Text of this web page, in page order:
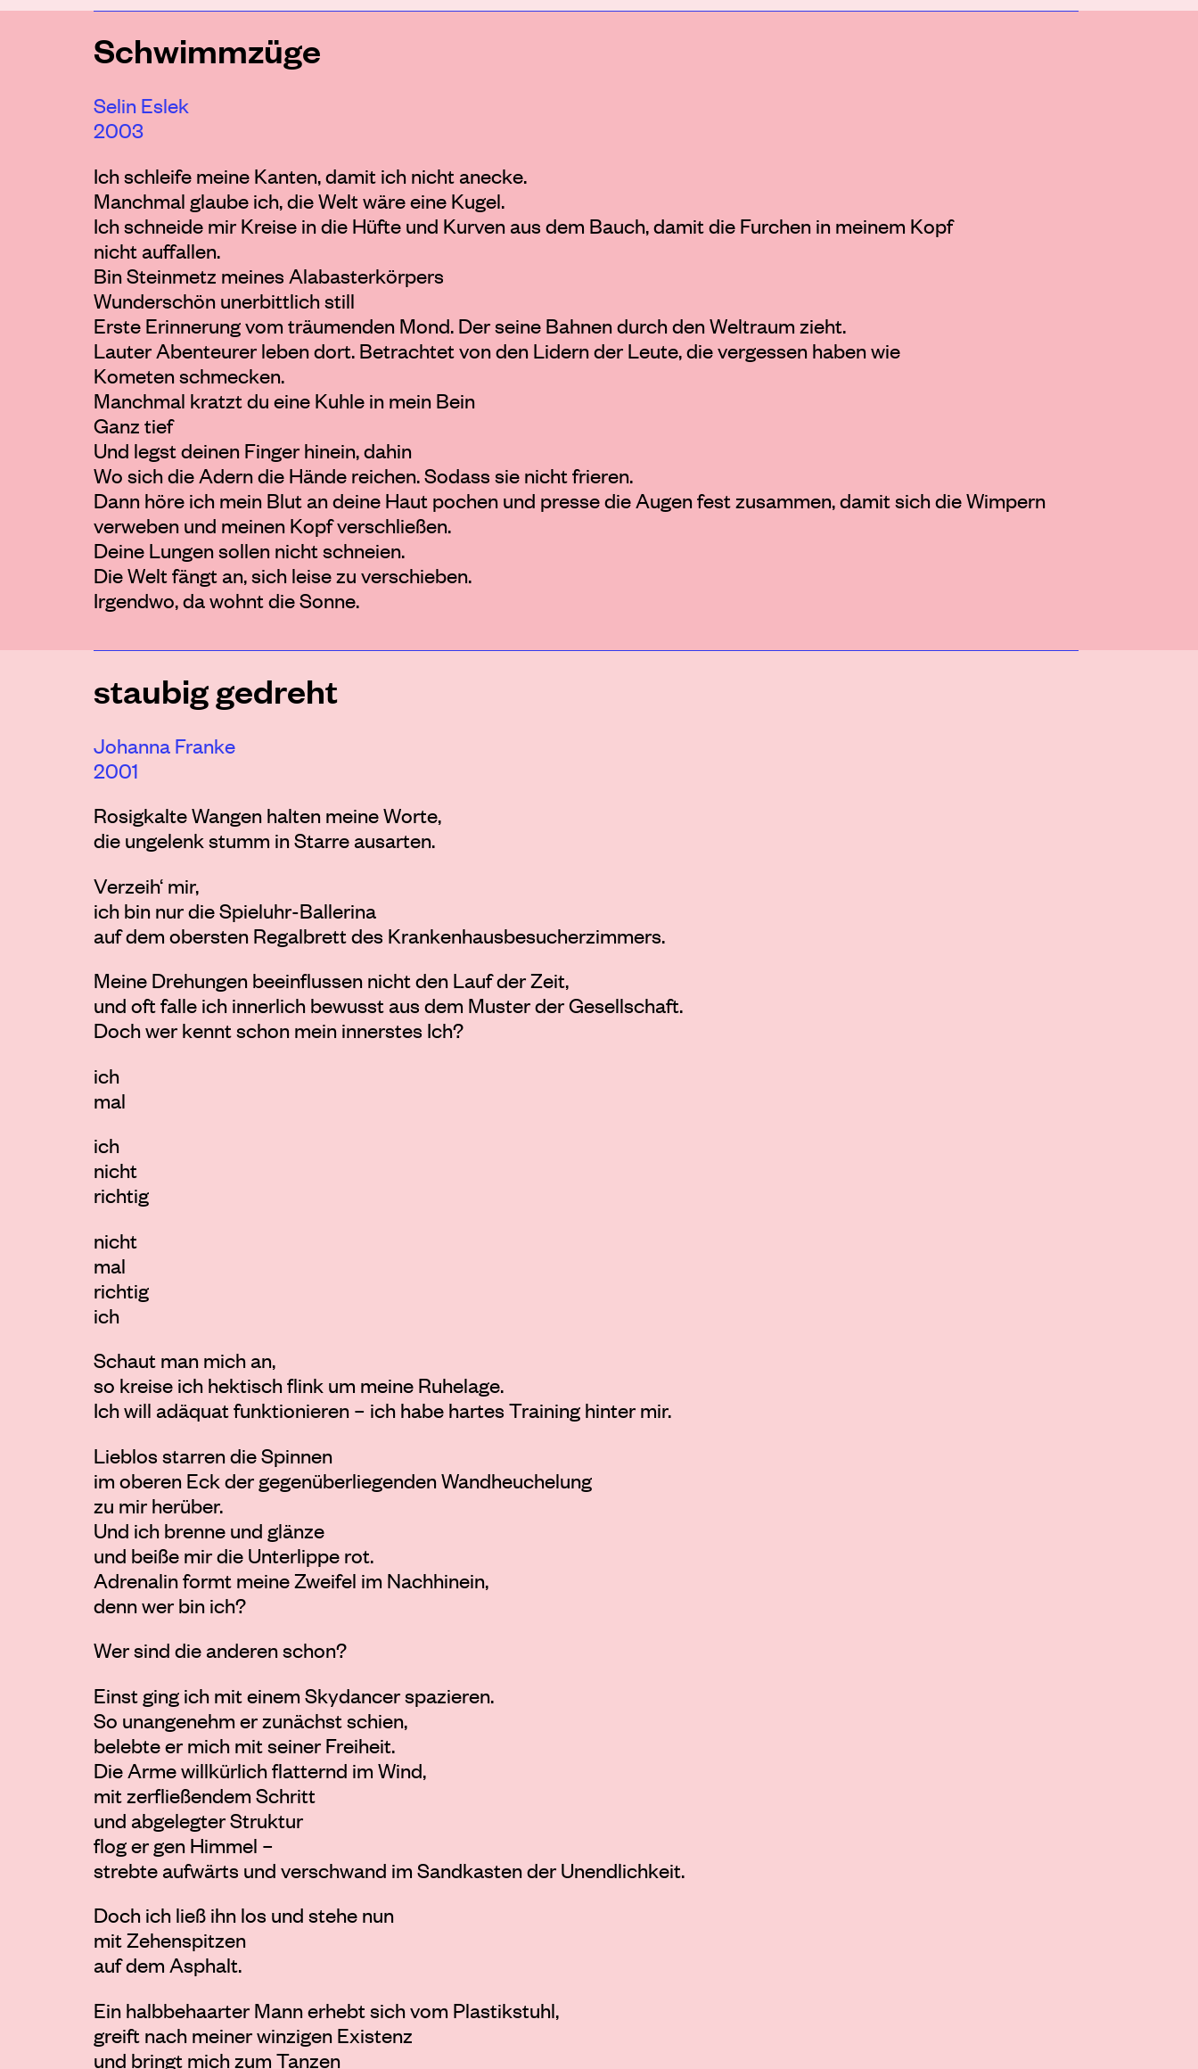
Schwimmzüge
Selin Eslek
2003
Ich schleife meine Kanten, damit ich nicht anecke.
Manchmal glaube ich, die Welt wäre eine Kugel.
Ich schneide mir Kreise in die Hüfte und Kurven aus dem Bauch, damit die Furchen in meinem Kopf
nicht auffallen.
Bin Steinmetz meines Alabasterkörpers
Wunderschön unerbittlich still
Erste Erinnerung vom träumenden Mond. Der seine Bahnen durch den Weltraum zieht.
Lauter Abenteurer leben dort. Betrachtet von den Lidern der Leute, die vergessen haben wie
Kometen schmecken.
Manchmal kratzt du eine Kuhle in mein Bein
Ganz tief
Und legst deinen Finger hinein, dahin
Wo sich die Adern die Hände reichen. Sodass sie nicht frieren.
Dann höre ich mein Blut an deine Haut pochen und presse die Augen fest zusammen, damit sich die Wimpern
verweben und meinen Kopf verschließen.
Deine Lungen sollen nicht schneien.
Die Welt fängt an, sich leise zu verschieben.
Irgendwo, da wohnt die Sonne.
staubig gedreht
Johanna Franke
2001
Rosigkalte Wangen halten meine Worte,
die ungelenk stumm in Starre ausarten.
Verzeih‘ mir,
ich bin nur die Spieluhr-Ballerina
auf dem obersten Regalbrett des Krankenhausbesucherzimmers.
Meine Drehungen beeinflussen nicht den Lauf der Zeit,
und oft falle ich innerlich bewusst aus dem Muster der Gesellschaft.
Doch wer kennt schon mein innerstes Ich?
ich
mal
ich
nicht
richtig
nicht
mal
richtig
ich
Schaut man mich an,
so kreise ich hektisch flink um meine Ruhelage.
Ich will adäquat funktionieren – ich habe hartes Training hinter mir.
Lieblos starren die Spinnen
im oberen Eck der gegenüberliegenden Wandheuchelung
zu mir herüber.
Und ich brenne und glänze
und beiße mir die Unterlippe rot.
Adrenalin formt meine Zweifel im Nachhinein,
denn wer bin ich?
Wer sind die anderen schon?
Einst ging ich mit einem Skydancer spazieren.
So unangenehm er zunächst schien,
belebte er mich mit seiner Freiheit.
Die Arme willkürlich flatternd im Wind,
mit zerfließendem Schritt
und abgelegter Struktur
flog er gen Himmel –
strebte aufwärts und verschwand im Sandkasten der Unendlichkeit.
Doch ich ließ ihn los und stehe nun
mit Zehenspitzen
auf dem Asphalt.
Ein halbbehaarter Mann erhebt sich vom Plastikstuhl,
greift nach meiner winzigen Existenz
und bringt mich zum Tanzen